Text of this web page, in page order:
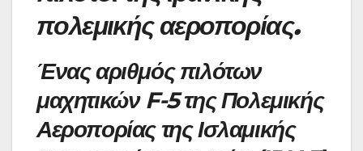
πολεμικής αεροπορίας.
Ένας αριθμός πιλότων
μαχητικών F-5 της Πολεμικής
Αεροπορίας της Ισλαμικής